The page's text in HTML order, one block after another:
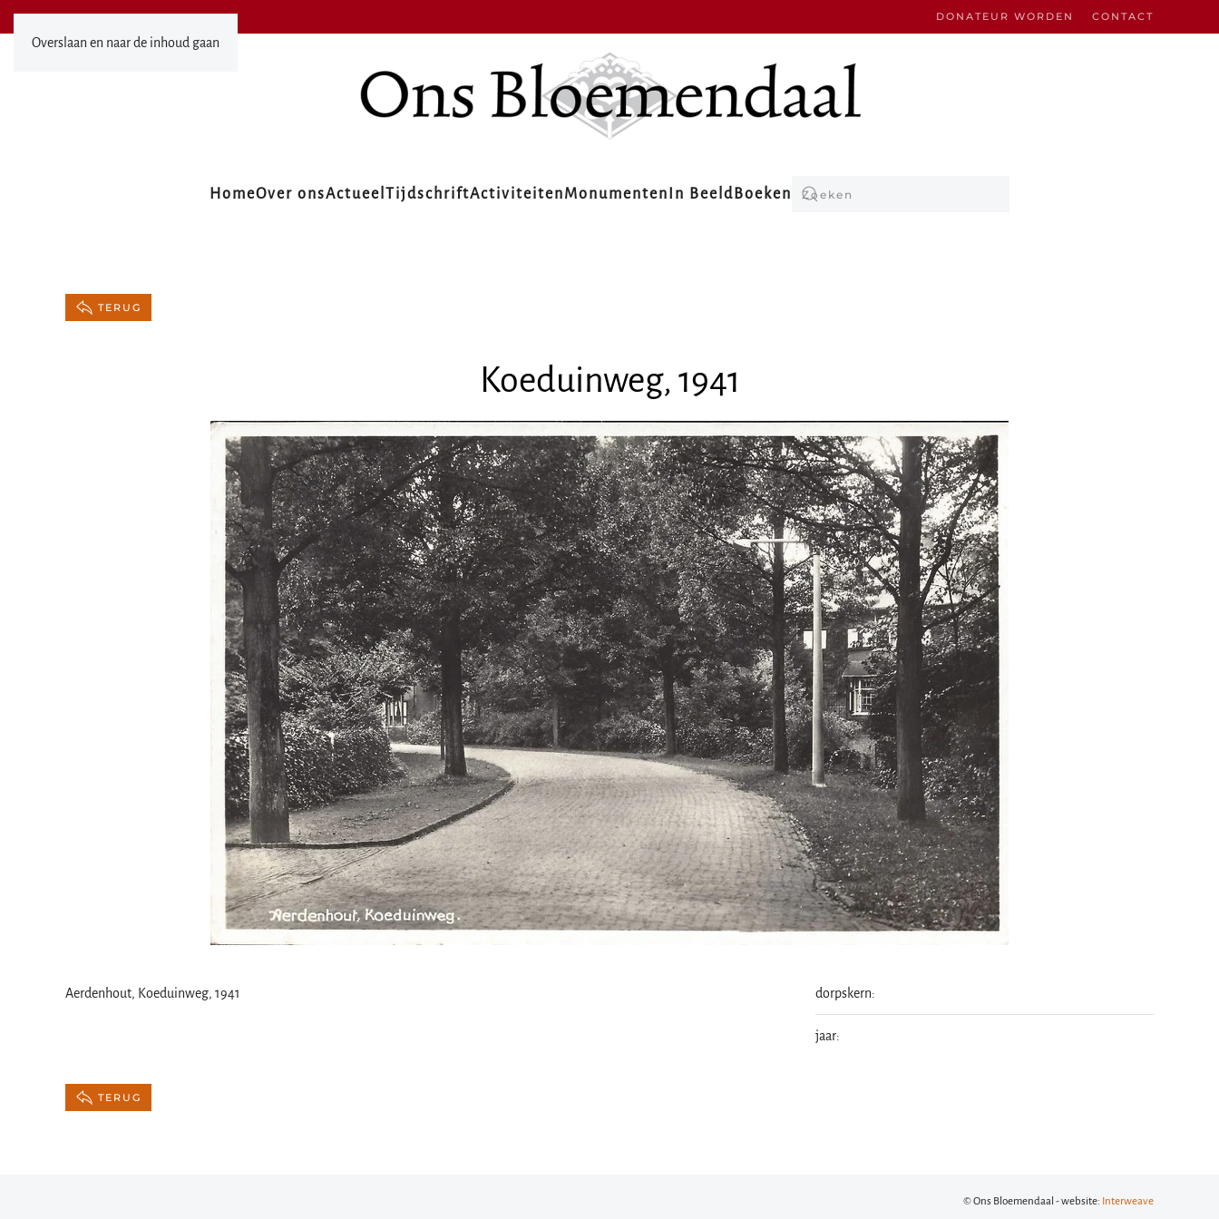
Overslaan en naar de inhoud gaan
DONATEUR WORDEN CONTACT
HomeOver onsActueel TijdschriftActiviteitenMonumenten In Beeld Boeken
TERUG
Koeduinweg, 1941
Aerdenhout, Koeduinweg, 1941 dorpskern:
jaar:
TERUG
© Ons Bloemendaal - website: Interweave